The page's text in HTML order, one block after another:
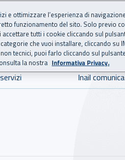
per
Inail comunica
e ottimizzare l’esperienza di
funzionamento del sito. Solo previo
tutti i cookie cliccando sul pulsante
che vuoi installare, cliccando su
tecnici, puoi farlo cliccando sul pulsante
la nostra Informativa Privacy.